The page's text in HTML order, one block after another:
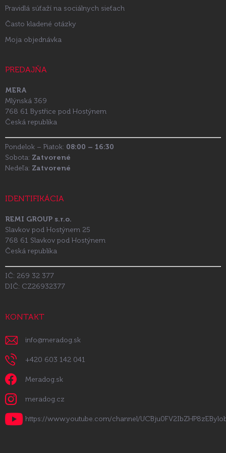
Pravidlá súťaží na sociálnych sieťach
Často kladené otázky
Moja objednávka
PREDAJŇA
MERA
Mlýnská 369
768 61 Bystřice pod Hostýnem
Česká republika
Pondelok – Piatok: 08:00 – 16:30
Sobota: Zatvorené
Nedeľa: Zatvorené
IDENTIFIKÁCIA
REMI GROUP s.r.o.
Slavkov pod Hostýnem 25
768 61 Slavkov pod Hostýnem
Česká republika
IČ: 269 32 377
DIČ: CZ26932377
KONTAKT
info@meradog.sk
+420 603 142 041
Meradog.sk
meradog.cz
https://www.youtube.com/channel/